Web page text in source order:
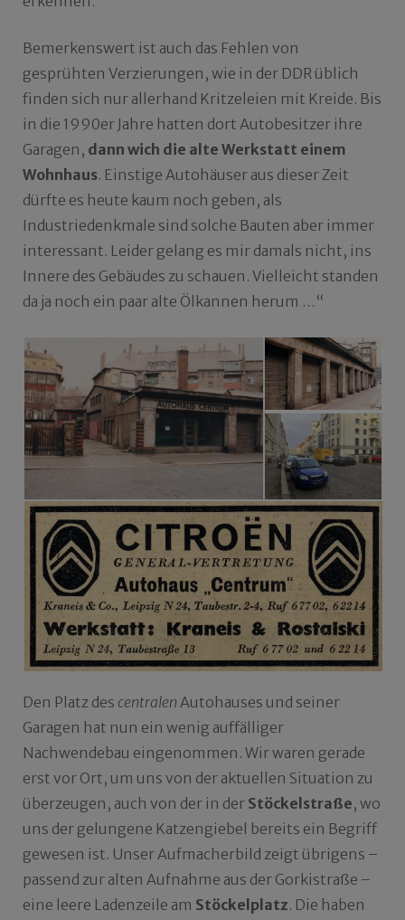
Bemerkenswert ist auch das Fehlen von
gesprühten Verzierungen, wie in der DDR üblich
finden sich nur allerhand Kritzeleien mit Kreide. Bis
in die 1990er Jahre hatten dort Autobesitzer ihre
Garagen, dann wich die alte Werkstatt einem
Wohnhaus. Einstige Autohäuser aus dieser Zeit
dürfte es heute kaum noch geben, als
Industriedenkmale sind solche Bauten aber immer
interessant. Leider gelang es mir damals nicht, ins
Innere des Gebäudes zu schauen. Vielleicht standen
da ja noch ein paar alte Ölkannen herum …“
Den Platz des centralen Autohauses und seiner
Garagen hat nun ein wenig auffälliger
Nachwendebau eingenommen. Wir waren gerade
erst vor Ort, um uns von der aktuellen Situation zu
überzeugen, auch von der in der Stöckelstraße, wo
uns der gelungene Katzengiebel bereits ein Begriff
gewesen ist. Unser Aufmacherbild zeigt übrigens –
passend zur alten Aufnahme aus der Gorkistraße –
eine leere Ladenzeile am Stöckelplatz. Die haben